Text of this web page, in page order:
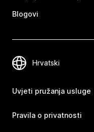
Blogovi
Uvjeti pružanja usluge
Pravila o privatnosti